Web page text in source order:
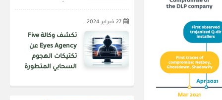
27 فبراير 2024
تكشف وكالة Five
Eyes Agency عن
تكتيكات الهجوم
السحابي المتطورة